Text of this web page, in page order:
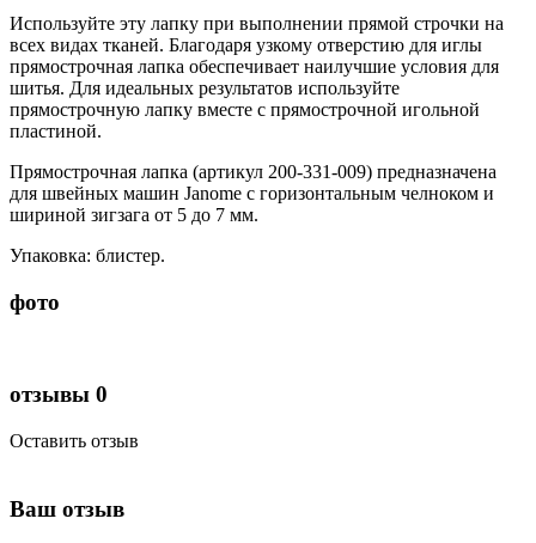
Используйте эту лапку при выполнении прямой строчки на
всех видах тканей. Благодаря узкому отверстию для иглы
прямострочная лапка обеспечивает наилучшие условия для
шитья. Для идеальных результатов используйте
прямострочную лапку вместе с прямострочной игольной
пластиной.
Прямострочная лапка (артикул 200-331-009) предназначена
для швейных машин Janome с горизонтальным челноком и
шириной зигзага от 5 до 7 мм.
Упаковка: блистер.
фото
отзывы 0
Оставить отзыв
Ваш отзыв